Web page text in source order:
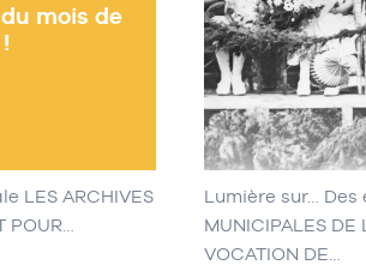
mois de
LES ARCHIVES
Lumière sur… Des
MUNICIPALES DE
VOCATION DE…